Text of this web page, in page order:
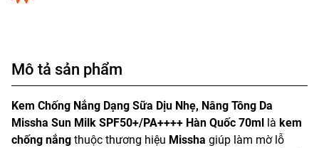
Mô tả sản phẩm
Kem Chống Nắng Dạng Sữa Dịu Nhẹ, Nâng Tông Da
Missha Sun Milk SPF50+/PA++++ Hàn Quốc 70ml
là kem
chống nắng thuộc thương hiệu Missha giúp làm mờ lỗ